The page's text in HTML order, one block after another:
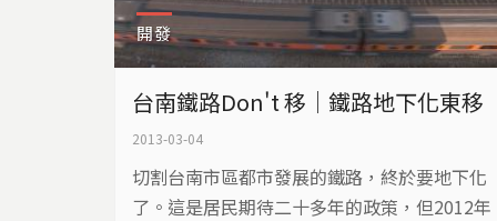
開發
台南鐵路Don't 移｜鐵路地下化東移
2013-03-04
切割台南市區都市發展的鐵路，終於要地下化
了。這是居民期待二十多年的政策，但2012年